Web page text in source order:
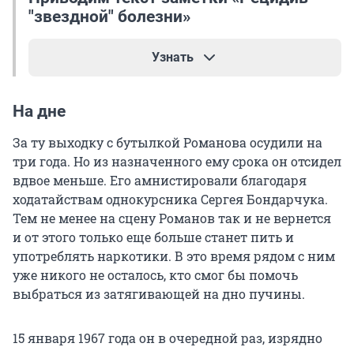
"звездной" болезни»
Узнать
отрекомендовался человек средних лет и
добавил: — Сейчас, чтобы не терять зря
времени, разрабатываю сценарный план новой
эстрадной постановки.
Члены комиссии в белых халатах
переглянулись. Затем один из них стал
выстукивать великого артиста, просил его
приседать, стоять с закрытыми глазами,
вытягивать руки вперед. Другие задавали
вопросы. И все быстро писали в своих
На дне
За ту выходку с бутылкой Романова осудили на
три года. Но из назначенного ему срока он отсидел
вдвое меньше. Его амнистировали благодаря
ходатайствам однокурсника Сергея Бондарчука.
Тем не менее на сцену Романов так и не вернется
и от этого только еще больше станет пить и
употреблять наркотики. В это время рядом с ним
уже никого не осталось, кто смог бы помочь
выбраться из затягивающей на дно пучины.
15 января 1967 года он в очередной раз, изрядно